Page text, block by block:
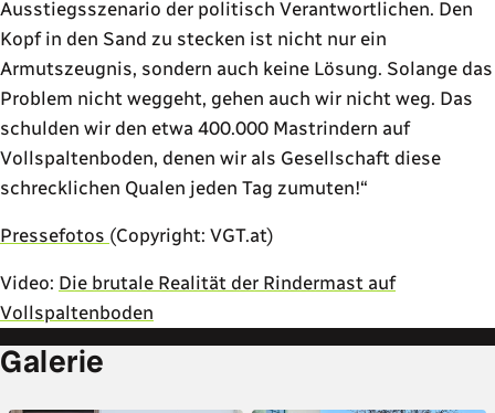
Ausstiegsszenario der politisch Verantwortlichen. Den
Kopf in den Sand zu stecken ist nicht nur ein
Armutszeugnis, sondern auch keine Lösung. Solange das
Problem nicht weggeht, gehen auch wir nicht weg. Das
schulden wir den etwa 400.000 Mastrindern auf
Vollspaltenboden, denen wir als Gesellschaft diese
schrecklichen Qualen jeden Tag zumuten!
Pressefotos (Copyright: VGT.at)
Video: Die brutale Realität der Rindermast auf
Vollspaltenboden
Galerie